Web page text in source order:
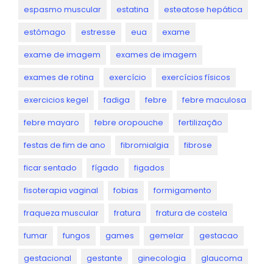
espasmo muscular estatina esteatose hepática
estômago estresse eua exame
exame de imagem exames de imagem
exames de rotina exercício exercícios físicos
exercicios kegel fadiga febre febre maculosa
febre mayaro febre oropouche fertilização
festas de fim de ano fibromialgia fibrose
ficar sentado fígado figados
fisoterapia vaginal fobias formigamento
fraqueza muscular fratura fratura de costela
fumar fungos games gemelar gestacao
gestacional gestante ginecologia glaucoma